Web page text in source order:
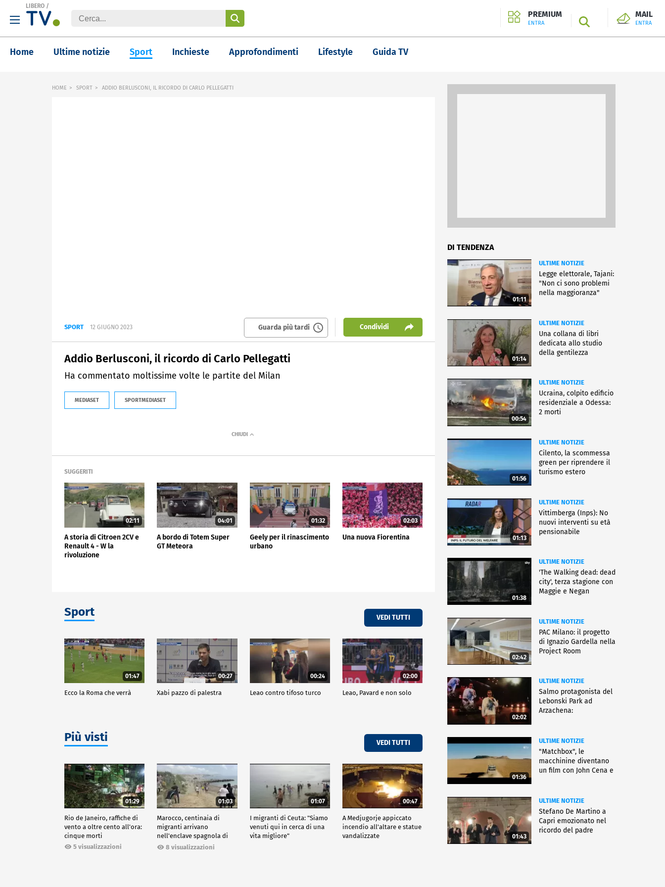
LIBERO /
PREMIUM
ENTRA SEARCH
MAIL
ENTRA
Home Ultime notizie Sport Inchieste Approfondimenti Lifestyle Guida TV
HOME SPORT ADDIO BERLUSCONI, IL RICORDO DI CARLO PELLEGATTI
SPORT 12 GIUGNO 2023 Guarda più tardi Condividi
Addio Berlusconi, il ricordo di Carlo Pellegatti
Ha commentato moltissime volte le partite del Milan
MEDIASET SPORTMEDIASET
SUGGERITI
02:11
A storia di Citroen 2CV e
Renault 4 - W la
rivoluzione
04:01
A bordo di Totem Super
GT Meteora
01:32
Geely per il rinascimento
urbano
02:03
Una nuova Fiorentina
Sport VEDI TUTTI
01:47
Ecco la Roma che verrà
00:27
Xabi pazzo di palestra
00:24
Leao contro tifoso turco
02:00
Leao, Pavard e non solo
Più visti VEDI TUTTI
01:29
Rio de Janeiro, raffiche di
vento a oltre cento all'ora:
cinque morti
5 visualizzazioni
01:03
Marocco, centinaia di
migranti arrivano
nell'enclave spagnola di
Ceuta8 visualizzazioni
01:07
I migranti di Ceuta: "Siamo
venuti qui in cerca di una
vita migliore"
00:47
A Medjugorje appiccato
incendio all'altare e statue
vandalizzate
DI TENDENZA
01:11
ULTIME NOTIZIE
Legge elettorale, Tajani:
"Non ci sono problemi
nella maggioranza"
01:14
ULTIME NOTIZIE
Una collana di libri
dedicata allo studio
della gentilezza
00:54
ULTIME NOTIZIE
Ucraina, colpito edificio
residenziale a Odessa:
2 morti
01:56
ULTIME NOTIZIE
Cilento, la scommessa
green per riprendere il
turismo estero
01:13
ULTIME NOTIZIE
Vittimberga (Inps): No
nuovi interventi su età
pensionabile
01:38
ULTIME NOTIZIE
'The Walking dead: dead
city', terza stagione con
Maggie e Negan
02:42
ULTIME NOTIZIE
PAC Milano: il progetto
di Ignazio Gardella nella
Project Room
02:02
ULTIME NOTIZIE
Salmo protagonista del
Lebonski Park ad
Arzachena:
01:36
ULTIME NOTIZIE
"Matchbox", le
macchinine diventano
un film con John Cena e
01:43
ULTIME NOTIZIE
Stefano De Martino a
Capri emozionato nel
ricordo del padre